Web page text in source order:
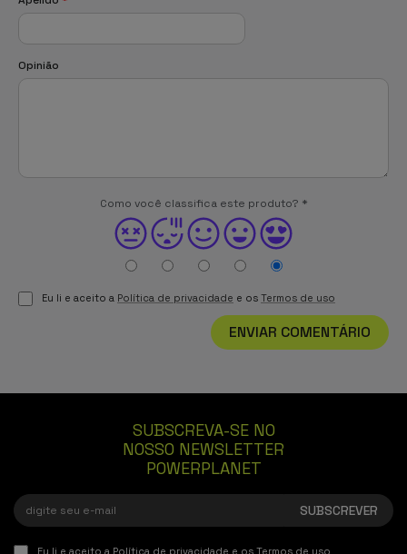
Opinião
Como você classifica este produto? *
Eu li e aceito a Política de privacidade e os Termos de uso
ENVIAR COMENTÁRIO
SUBSCREVA-SE NO
NOSSO NEWSLETTER
POWERPLANET